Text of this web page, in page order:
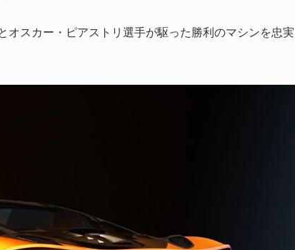
スカー・ピアストリ選手が駆った勝利のマシンを忠実